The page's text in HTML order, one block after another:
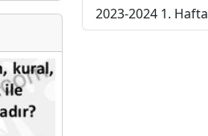
2023-2024 1. Hafta